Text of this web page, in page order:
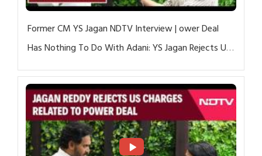
Former CM YS Jagan NDTV Interview | ower Deal
Has Nothing To Do With Adani: YS Jagan Rejects US
Charges